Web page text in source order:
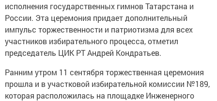
исполнения государственных гимнов Татарстана и
России. Эта церемония придает дополнительный
импульс торжественности и патриотизма для всех
участников избирательного процесса, отметил
председатель ЦИК РТ Андрей Кондратьев.
Ранним утром 11 сентября торжественная церемония
прошла и в участковой избирательной комиссии №189,
которая расположилась на площадке Инженерного